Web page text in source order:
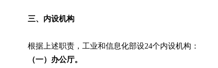
三、内设机构
根据上述职责，工业和信息化部设24个内设机构：
（一）办公厅。